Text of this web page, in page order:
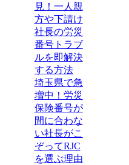
見！一人親
方や下請け
社長の労災
番号トラブ
ルを即解決
する方法
埼玉県で急
増中！労災
保険番号が
間に合わな
い社長がこ
ぞってRJC
を選ぶ理由